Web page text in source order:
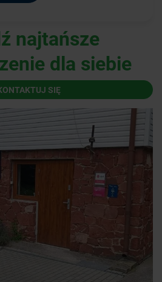
najtańsze
dla siebie
SIĘ